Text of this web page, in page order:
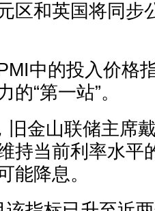
区和英国将同步
中的投入价格
“第一站”。
旧金山联储主席
持当前利率水平
能降息。